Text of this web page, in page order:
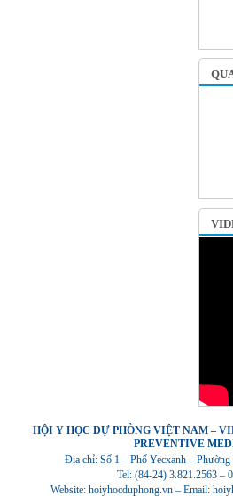
HỘI Y HỌC DỰ PHÒNG VIỆT NAM –
PREVENTIVE
Địa chỉ: Số 1 – Phố Yecxanh –
Tel: (84-24) 3.821.2563 –
Website: hoiyhocduphong.vn – Email: